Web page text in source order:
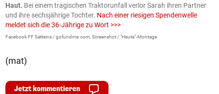
Haut. Bei einem tragischen Traktorunfall verlor Sarah ihren Partner
und ihre sechsjährige Tochter. Nach einer riesigen Spendenwelle
meldet sich die 36-Jährige zu Wort >>>
Facebook FF Satteins / gofundme.com, Screenshot / "Heute"-Montage
(mat)
Jetzt kommentieren